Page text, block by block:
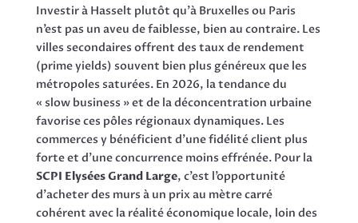
Investir à Hasselt plutôt qu’à Bruxelles ou Paris
n’est pas un aveu de faiblesse, bien au contraire. Les
villes secondaires offrent des taux de rendement
(prime yields) souvent bien plus généreux que les
métropoles saturées. En 2026, la tendance du
« slow business » et de la déconcentration urbaine
favorise ces pôles régionaux dynamiques. Les
commerces y bénéficient d’une fidélité client plus
forte et d’une concurrence moins effrénée. Pour la
SCPI Elysées Grand Large, c’est l’opportunité
d’acheter des murs à un prix au mètre carré
cohérent avec la réalité économique locale, loin des